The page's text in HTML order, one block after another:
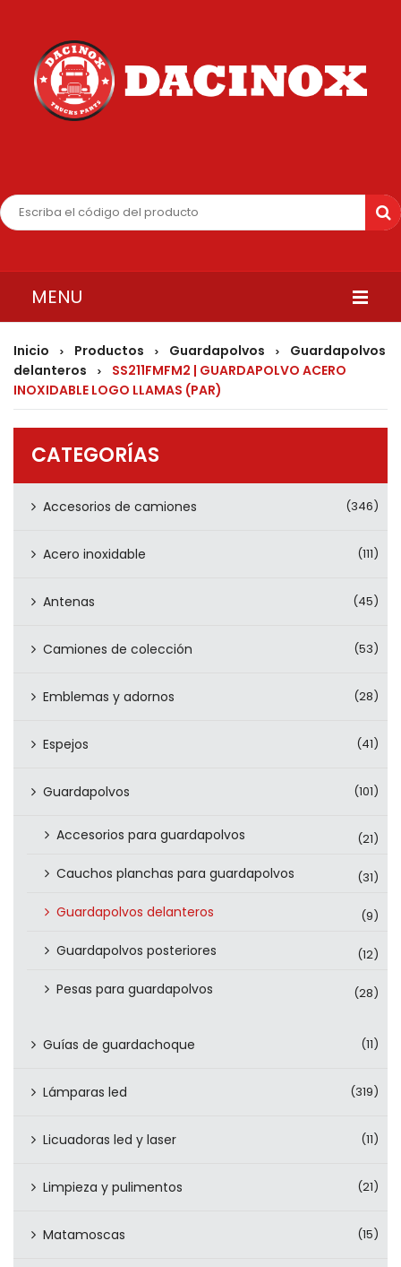
MENU
INICIO
QUIENES SOMOS
PRODUCTOS
CONTÁCTENOS
Inicio > Productos > Guardapolvos >
Guardapolvos
delanteros
>
SS211FMFM2 | GUARDAPOLVO ACERO
INOXIDABLE LOGO LLAMAS (PAR)
CATEGORÍAS
Accesorios de camiones (346)
Acero inoxidable (111)
Antenas (45)
Camiones de colección (53)
Emblemas y adornos (28)
Espejos (41)
Guardapolvos (101)
Accesorios para guardapolvos (21)
Cauchos planchas para guardapolvos (31)
Guardapolvos delanteros (9)
Guardapolvos posteriores (12)
Pesas para guardapolvos (28)
Guías de guardachoque (11)
Lámparas led (319)
Licuadoras led y laser (11)
Limpieza y pulimentos (21)
Matamoscas (15)